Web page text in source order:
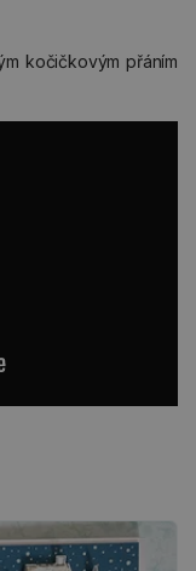
kočičkovým přáním